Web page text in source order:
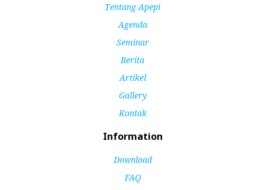
Tentang Apepi
Agenda
Seminar
Berita
Artikel
Gallery
Kontak
Information
Download
FAQ